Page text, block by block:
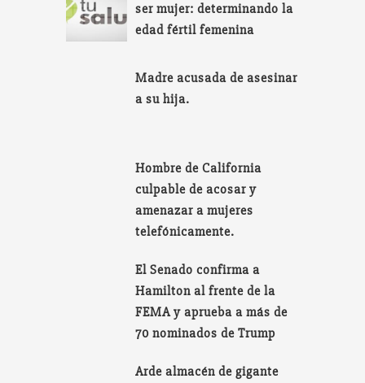
ser mujer: determinando la
edad fértil femenina
Madre acusada de asesinar
a su hija.
Hombre de California
culpable de acosar y
amenazar a mujeres
telefónicamente.
El Senado confirma a
Hamilton al frente de la
FEMA y aprueba a más de
70 nominados de Trump
Arde almacén de gigante